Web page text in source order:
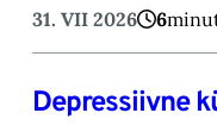
31. VII 2026 6
Depressiivne